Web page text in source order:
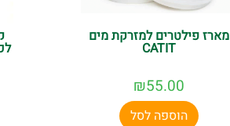
מארז פילטרים למזרקת מים
CATIT
₪55.00
הוספה לסל